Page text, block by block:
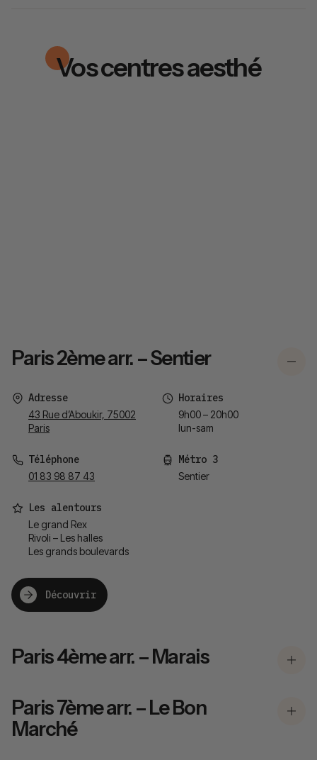
Vos centres aesthé
Paris 2ème arr. – Sentier
Adresse
43 Rue d’Aboukir, 75002
Paris
Horaires
9h00 – 20h00
lun-sam
Téléphone
01 83 98 87 43
Métro 3
Sentier
Les alentours
Le grand Rex
Rivoli – Les halles
Les grands boulevards
Découvrir
Paris 4ème arr. – Marais
Paris 7ème arr. – Le Bon
Marché